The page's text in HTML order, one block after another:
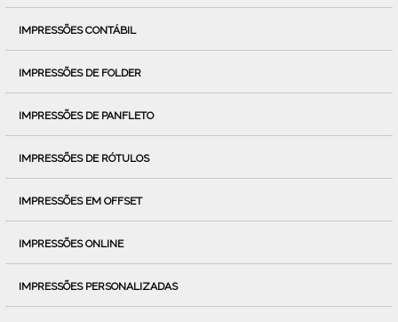
IMPRESSÕES CONTÁBIL
IMPRESSÕES DE FOLDER
IMPRESSÕES DE PANFLETO
IMPRESSÕES DE RÓTULOS
IMPRESSÕES EM OFFSET
IMPRESSÕES ONLINE
IMPRESSÕES PERSONALIZADAS